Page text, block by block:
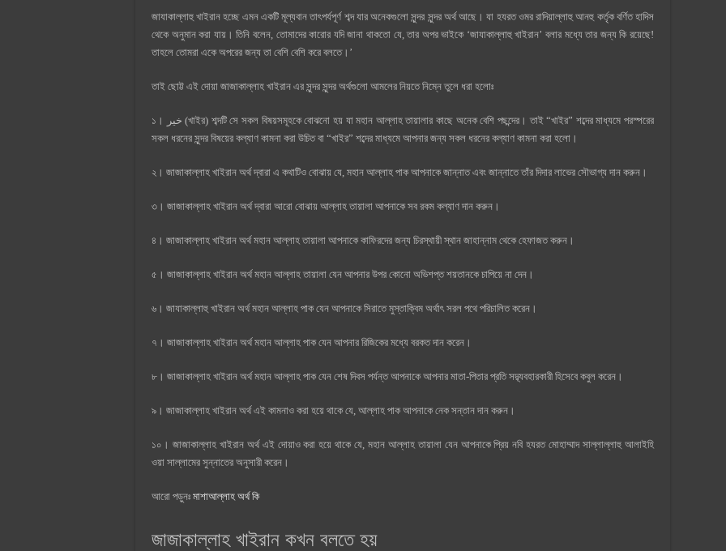
জাযাকাল্লাহু খাইরান হচ্ছে এমন একটি মূল্যবান তাৎপর্যপূর্ণ শব্দ যার অনেকগুলো সুন্দর সুন্দর অর্থ আছে। যা হযরত ওমর রাদিয়াল্লাহু আনহু কর্তৃক বর্ণিত হাদিস
থেকে অনুমান করা যায়। তিনি বলেন, তোমাদের কারোর যদি জানা থাকতো যে, তার অপর ভাইকে ‘জাযাকাল্লাহু খাইরান’ বলার মধ্যে তার জন্য কি রয়েছে!
তাহলে তোমরা একে অপরের জন্য তা বেশি বেশি করে বলতে।’
তাই ছোট্ট এই দোয়া জাজাকাল্লাহ খাইরান এর সুন্দর সুন্দর অর্থগুলো আমলের নিয়তে নিম্নে তুলে ধরা হলোঃ
১। ﺧﻴﺮ (খাইর) শব্দটি সে সকল বিষয়সমূহকে বোঝনো হয় যা মহান আল্লাহ তায়ালার কাছে অনেক বেশি পছন্দের। তাই “খাইর” শব্দের মাধ্যমে পরস্পরের
সকল ধরনের সুন্দর বিষয়ের কল্যাণ কামনা করা উচিত বা “খাইর” শব্দের মাধ্যমে আপনার জন্য সকল ধরনের কল্যাণ কামনা করা হলো।
২। জাজাকাল্লাহ খাইরান অর্থ দ্বারা এ কথাটিও বোঝায় যে, মহান আল্লাহ পাক আপনাকে জান্নাত এবং জান্নাতে তাঁর দিদার লাভের সৌভাগ্য দান করুন।
৩। জাজাকাল্লাহ খাইরান অর্থ দ্বারা আরো বোঝায় আল্লাহ তায়ালা আপনাকে সব রকম কল্যাণ দান করুন।
৪। জাজাকাল্লাহ খাইরান অর্থ মহান আল্লাহ তায়ালা আপনাকে কাফিরদের জন্য চিরস্থায়ী স্থান জাহান্নাম থেকে হেফাজত করুন।
৫। জাজাকাল্লাহ খাইরান অর্থ মহান আল্লাহ তায়ালা যেন আপনার উপর কোনো অভিশপ্ত শয়তানকে চাপিয়ে না দেন।
৬। জাযাকাল্লাহু খাইরান অর্থ মহান আল্লাহ পাক যেন আপনাকে সিরাতে মুস্তাক্বিম অর্থাৎ সরল পথে পরিচালিত করেন।
৭। জাজাকাল্লাহ খাইরান অর্থ মহান আল্লাহ পাক যেন আপনার রিজিকের মধ্যে বরকত দান করেন।
৮। জাজাকাল্লাহ খাইরান অর্থ মহান আল্লাহ পাক যেন শেষ দিবস পর্যন্ত আপনাকে আপনার মাতা-পিতার প্রতি সদ্ব্যবহারকারী হিসেবে কবুল করেন।
৯। জাজাকাল্লাহ খাইরান অর্থ এই কামনাও করা হয়ে থাকে যে, আল্লাহ পাক আপনাকে নেক সন্তান দান করুন।
১০। জাজাকাল্লাহ খাইরান অর্থ এই দোয়াও করা হয়ে থাকে যে, মহান আল্লাহ তায়ালা যেন আপনাকে প্রিয় নবি হযরত মোহাম্মাদ সাল্লাল্লাহু আলাইহি
ওয়া সাল্লামের সুন্নাতের অনুসারী করেন।
আরো পড়ুনঃ মাশাআল্লাহ অর্থ কি
জাজাকাল্লাহ খাইরান কখন বলতে হয়